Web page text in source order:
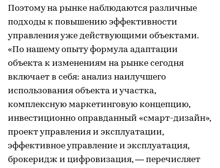
Поэтому на рынке наблюдаются различные
подходы к повышению эффективности
управления уже действующими объектами.
«По нашему опыту формула адаптации
объекта к изменениям на рынке сегодня
включает в себя: анализ наилучшего
использования объекта и участка,
комплексную маркетинговую концепцию,
инвестиционно оправданный «смарт-дизайн»,
проект управления и эксплуатации,
эффективное управление и эксплуатация,
брокеридж и цифровизация, — перечисляет